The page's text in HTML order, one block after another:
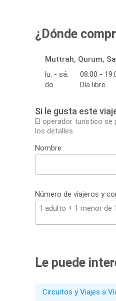
¿Dónde
Muttrah, Qurum,
lu. - sá.
08:00 -
do.
Día libre
Si le gusta este
El operador turístico
los detalles.
Nombre
Número de viajeros y
Le puede
Circuitos y Viajes a